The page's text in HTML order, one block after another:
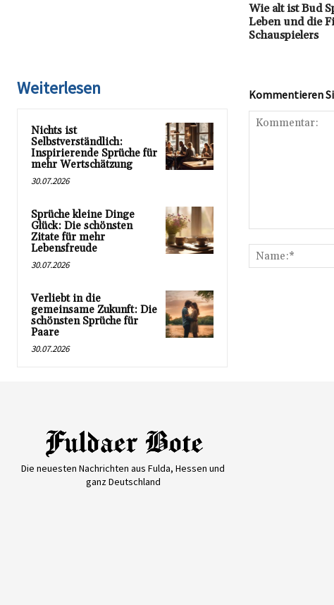
Wie alt ist Bud
Leben und die
Schauspielers
Weiterlesen
Nichts ist
Selbstverständlich:
Inspirierende Sprüche für
mehr Wertschätzung
30.07.2026
Sprüche kleine Dinge
Glück: Die schönsten
Zitate für mehr
Lebensfreude
30.07.2026
Verliebt in die
gemeinsame Zukunft: Die
schönsten Sprüche für
Paare
30.07.2026
Kommentieren
Die neuesten Nachrichten aus Fulda, Hessen und
ganz Deutschland